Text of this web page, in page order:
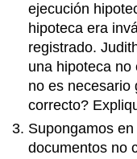
ejecución
hipoteca era
registrado.
una hipoteca no
no es necesario
correcto?
Supongamos
documentos no